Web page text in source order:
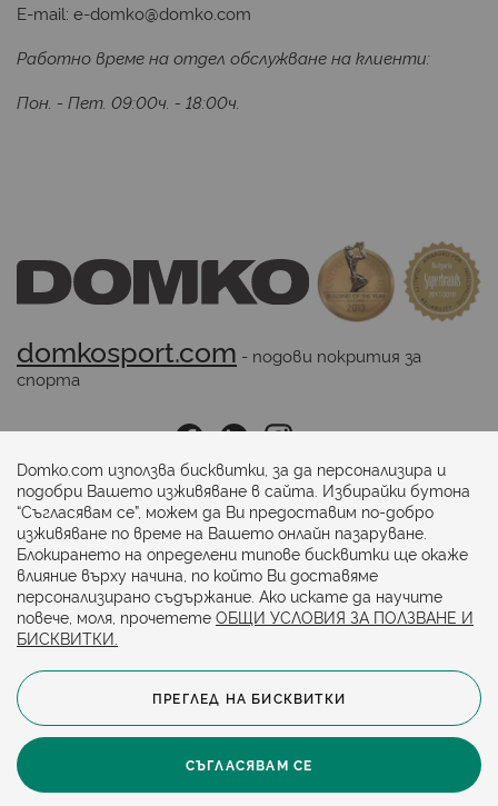
E-mail: e-domko@domko.com
Работно време на отдел обслужване на клиенти:
Пон. - Пет. 09:00ч. - 18:00ч.
domkosport.com - подови покрития за
спорта
Последвайте ни:
Начини на плащане:
© 2024. Всички права запазени.
Общи условия
Политика за бисквитки
Domko.com използва бисквитки, за да персонализира и
подобри Вашето изживяване в сайта. Избирайки бутона
“Съгласявам се”, можем да Ви предоставим по-добро
изживяване по време на Вашето онлайн пазаруване.
Блокирането на определени типове бисквитки ще окаже
влияние върху начина, по който Ви доставяме
персонализирано съдържание. Ако искате да научите
повече, моля, прочетете ОБЩИ УСЛОВИЯ ЗА ПОЛЗВАНЕ И
БИСКВИТКИ.
СЪГЛАСЯВАМ СЕ
ПРЕГЛЕД НА БИСКВИТКИ